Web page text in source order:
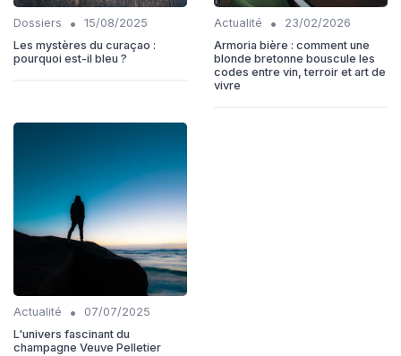
Dossiers •
15/08/2025
Les mystères du curaçao :
pourquoi est-il bleu ?
Actualité •
23/02/2026
Armoria bière : comment une
blonde bretonne bouscule les
codes entre vin, terroir et art de
vivre
Actualité •
07/07/2025
L'univers fascinant du
champagne Veuve Pelletier